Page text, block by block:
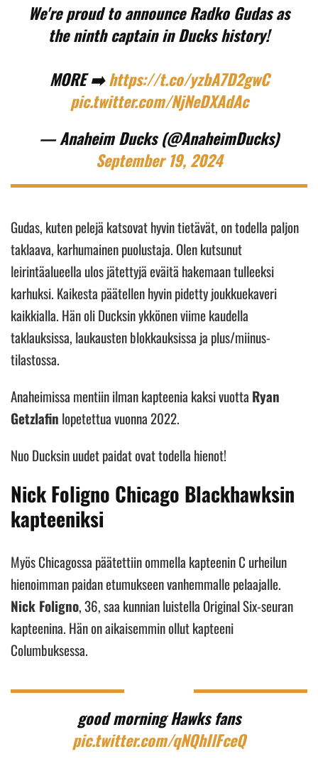
We're proud to announce Radko Gudas as
the ninth captain in Ducks history!
MORE ➡️https://t.co/yzbA7D2gwC
pic.twitter.com/NjNeDXAdAc
— Anaheim Ducks (@AnaheimDucks)
September 19, 2024
Gudas, kuten pelejä katsovat hyvin tietävät, on todella paljon
taklaava, karhumainen puolustaja. Olen kutsunut
leirintäalueella ulos jätettyjä eväitä hakemaan tulleeksi
karhuksi. Kaikesta päätellen hyvin pidetty joukkuekaveri
kaikkialla. Hän oli Ducksin ykkönen viime kaudella
taklauksissa, laukausten blokkauksissa ja plus/miinus-
tilastossa.
Anaheimissa mentiin ilman kapteenia kaksi vuotta Ryan
Getzlafin lopetettua vuonna 2022.
Nuo Ducksin uudet paidat ovat todella hienot!
Nick Foligno Chicago Blackhawksin
kapteeniksi
Myös Chicagossa päätettiin ommella kapteenin C urheilun
hienoimman paidan etumukseen vanhemmalle pelaajalle.
Nick Foligno, 36, saa kunnian luistella Original Six-seuran
kapteenina. Hän on aikaisemmin ollut kapteeni
Columbuksessa.
good morning Hawks fans
pic.twitter.com/qNQhIlFceQ